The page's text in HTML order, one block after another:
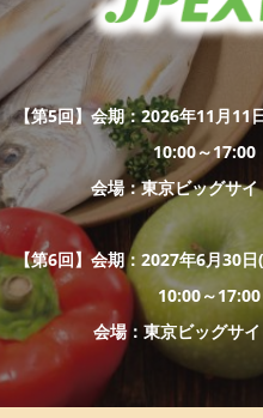
“日本の食
2027年06
東京ビッグ
EXPO
～
JFEX
FRESH
～
【第5回】会期：2026年11月11
10:00～17:00
会場：東京ビッグサイ
【第6回】会期：2027年6月30
10:00～17:00
会場：東京ビッグサイ